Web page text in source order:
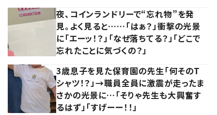
夜、コインランドリーで“忘れ物”を発
見。よく見ると……「はぁ？」衝撃の光景
に「エーッ！？」「なぜ落ちてる？」「どこで
忘れたことに気づくの？」
3歳息子を見た保育園の先生「何そのT
シャツ！？」→職員全員に激震が走ったま
さかの光景に…「そりゃ先生も大興奮す
るはず」「すげーー！！」